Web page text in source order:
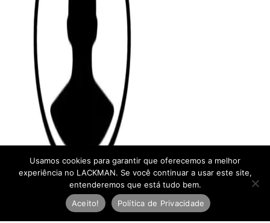
Usamos cookies para garantir que oferecemos a melhor
experiência no LACKMAN. Se você continuar a usar este site,
entenderemos que está tudo bem.
Aceito!
Política de Privacidade